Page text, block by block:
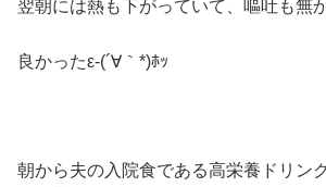
翌朝には熱も下がっていて、嘔吐も無
良かったε-(´∀｀*)ﾎｯ
朝から夫の入院食である高栄養ドリン